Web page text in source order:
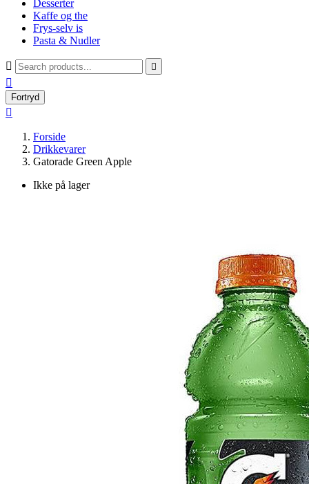
Desserter
Kaffe og the
Frys-selv is
Pasta & Nudler
 

Fortryd

Forside
Drikkevarer
Gatorade Green Apple
Ikke på lager